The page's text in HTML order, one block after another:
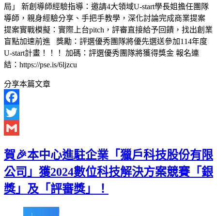
局」 新創導師經驗指導：邀請4大領域U-start學長姐擔任團隊
導師，親身經驗分享、手把手教學，深化討論完成商業提案
提案實戰模擬：實際上台pitch，評審直接給予回饋，找出創業
盲點加速前進 獎勵：評選優秀團隊將優先選送參加114年度
U-start計畫！！！ 加碼：評選優秀團隊將獲得獎金 報名連
結：https://pse.is/6ljzcu
分享本篇文章
Facebook
Twitter
賀🎉本中心進駐企業「獵戶科技股份有限
公司」獲2024數位科技解決方案競賽「銀
獎」及「評審獎」！